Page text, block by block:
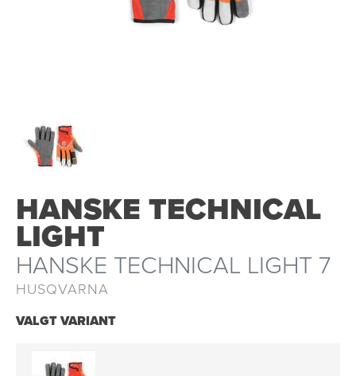
HANSKE TECHNICAL
LIGHT
HANSKE TECHNICAL LIGHT 7
HUSQVARNA
VALGT VARIANT